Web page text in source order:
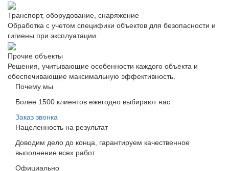
Транспорт, оборудование, снаряжение
Обработка с учетом специфики объектов для безопасности и
гигиены при эксплуатации.
Прочие объекты
Решения, учитывающие особенности каждого объекта и
обеспечивающие максимальную эффективность.
Почему мы
Более 1500 клиентов ежегодно выбирают нас
Заказ звонка
Нацеленность на результат
Доводим дело до конца, гарантируем качественное
выполнение всех работ.
Официально